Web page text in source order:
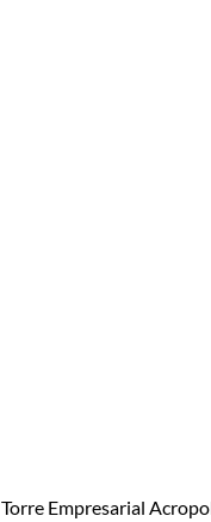
Empresarial